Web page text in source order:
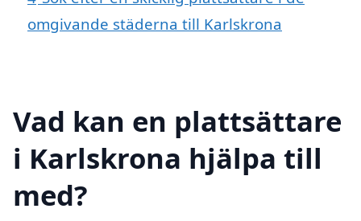
omgivande städerna till Karlskrona
Vad kan en plattsättare
i Karlskrona hjälpa till
med?